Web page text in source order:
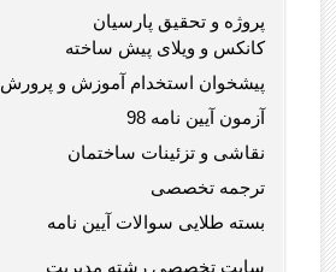
پروژه و تحقیق پارسیان
کانکس و ویلای پیش ساخته
پیشخوان استخدام آموزش و پرورش
آزمون آیین نامه 98
نقاشی و تزئینات ساختمان
ترجمه تخصصی
بسته طلایی سوالات آیین نامه
سایت تخصصی رشته مدیریت